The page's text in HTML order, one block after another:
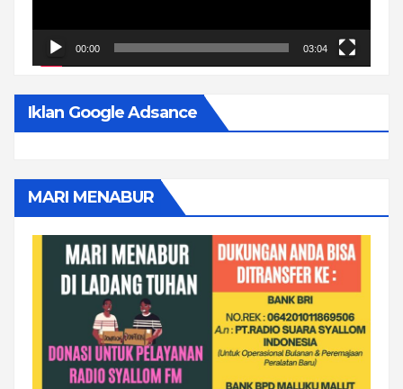
00:00 03:04
Iklan Google Adsance
MARI MENABUR